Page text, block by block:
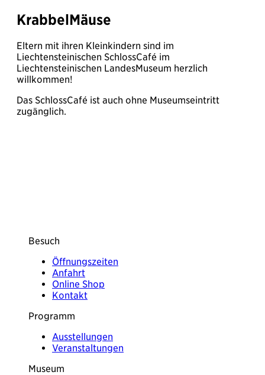
KrabbelMäuse
Eltern mit ihren Kleinkindern sind im
Liechtensteinischen SchlossCafé im
Liechtensteinischen LandesMuseum herzlich
willkommen!
Das SchlossCafé ist auch ohne Museumseintritt
zugänglich.
Besuch
Öffnungszeiten
Anfahrt
Online Shop
Kontakt
Programm
Ausstellungen
Veranstaltungen
Museum